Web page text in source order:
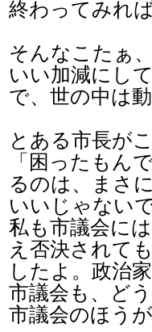
終わってみれ
そんなこたぁ
いい加減にし
で、世の中は
とある市長が
「困ったもん
るのは、まさ
いいじゃない
私も市議会に
え否決されて
したよ。政治
市議会も、ど
市議会のほう